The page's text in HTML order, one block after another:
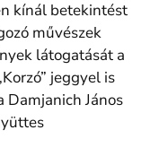
kínál betekintést
művészek
látogatását a
jeggyel is
Damjanich János